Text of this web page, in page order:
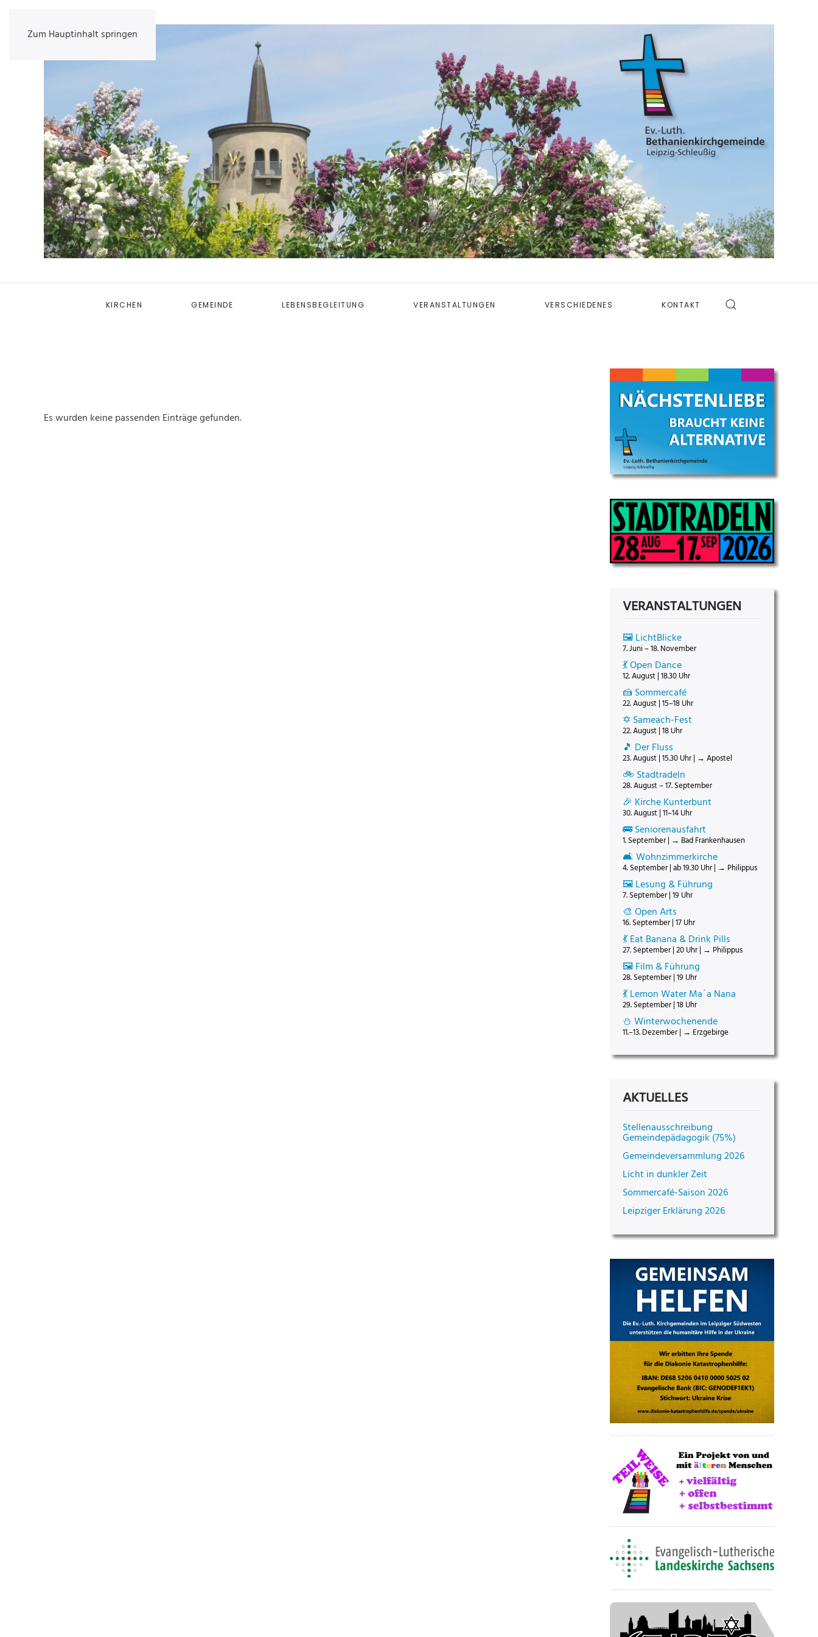
Zum Hauptinhalt springen
KIRCHEN GEMEINDE LEBENSBEGLEITUNG VERANSTALTUNGEN VERSCHIEDENES KONTAKT
Es wurden keine passenden Einträge gefunden.
VERANSTALTUNGEN
🖼️ LichtBlicke
7. Juni – 18. November
💃 Open Dance
12. August | 18.30 Uhr
🍰 Sommercafé
22. August | 15–18 Uhr
✡️ Sameach-Fest
22. August | 18 Uhr
🎵 Der Fluss
23. August | 15.30 Uhr | → Apostel
🚲 Stadtradeln
28. August – 17. September
🎉 Kirche Kunterbunt
30. August | 11–14 Uhr
🚌 Seniorenausfahrt
1. September | → Bad Frankenhausen
🛋️ Wohnzimmerkirche
4. September | ab 19.30 Uhr | → Philippus
🖼️ Lesung & Führung
7. September | 19 Uhr
🎨 Open Arts
16. September | 17 Uhr
💃 Eat Banana & Drink Pills
27. September | 20 Uhr | → Philippus
🖼️ Film & Führung
28. September | 19 Uhr
💃 Lemon Water Ma´a Nana
29. September | 18 Uhr
⛄ Winterwochenende
11.–13. Dezember | → Erzgebirge
AKTUELLES
Stellenausschreibung
Gemeindepädagogik (75%)
Gemeindeversammlung 2026
Licht in dunkler Zeit
Sommercafé-Saison 2026
Leipziger Erklärung 2026